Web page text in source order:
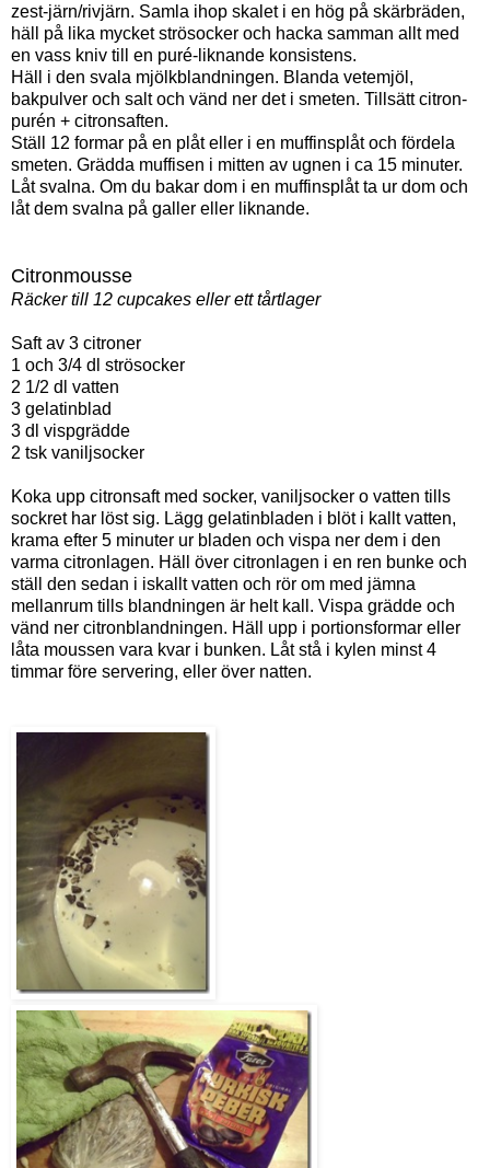
zest-järn/rivjärn. Samla ihop skalet i en hög på skärbräden,
häll på lika mycket strösocker och hacka samman allt med
en vass kniv till en puré-liknande konsistens.
Häll i den svala mjölkblandningen. Blanda vetemjöl,
bakpulver och salt och vänd ner det i smeten. Tillsätt citron-
purén + citronsaften.
Ställ 12 formar på en plåt eller i en muffinsplåt och fördela
smeten. Grädda muffisen i mitten av ugnen i ca 15 minuter.
Låt svalna. Om du bakar dom i en muffinsplåt ta ur dom och
låt dem svalna på galler eller liknande.
Citronmousse
Räcker till 12 cupcakes eller ett tårtlager
Saft av 3 citroner
1 och 3/4 dl strösocker
2 1/2 dl vatten
3 gelatinblad
3 dl vispgrädde
2 tsk vaniljsocker
Koka upp citronsaft med socker, vaniljsocker o vatten tills
sockret har löst sig. Lägg gelatinbladen i blöt i kallt vatten,
krama efter 5 minuter ur bladen och vispa ner dem i den
varma citronlagen. Häll över citronlagen i en ren bunke och
ställ den sedan i iskallt vatten och rör om med jämna
mellanrum tills blandningen är helt kall. Vispa grädde och
vänd ner citronblandningen. Häll upp i portionsformar eller
låta moussen vara kvar i bunken. Låt stå i kylen minst 4
timmar före servering, eller över natten.